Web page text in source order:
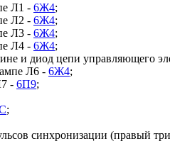
Л1 - 6Ж4;
Л2 - 6Ж4;
Л3 - 6Ж4;
Л4 - 6Ж4;
и диод цепи управляющего
Л6 - 6Ж4;
- 6П9;
;
синхронизации (правый